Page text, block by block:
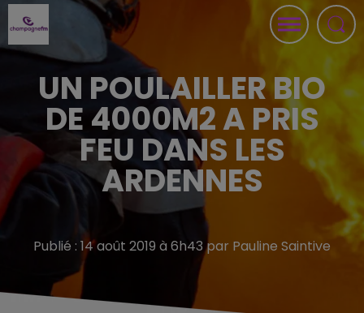
UN POULAILLER BIO
DE 4000M2 A PRIS
FEU DANS LES
ARDENNES
Publié : 14 août 2019 à 6h43 par Pauline Saintive